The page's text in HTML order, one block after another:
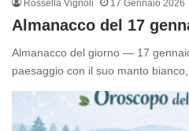
Rossella Vignoli 17 Gennaio 2026
Almanacco del 17
Almanacco del giorno — 17
paesaggio con il suo manto